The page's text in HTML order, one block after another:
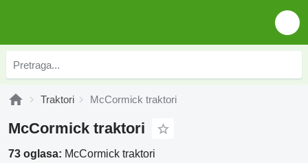
Traktori McCormick traktori
McCormick traktori
73 oglasa: McCormick traktori